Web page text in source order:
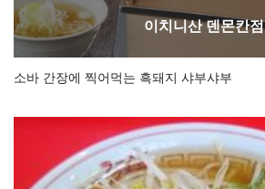
이치니산 덴몬칸점
소바 간장에 찍어먹는 흑돼지 샤부샤부